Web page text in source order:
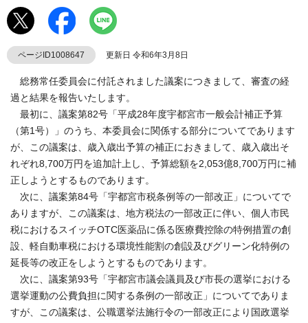
ページID1008647 更新日 令和6年3月8日
総務常任委員会に付託されました議案につきまして、審査の経
過と結果を報告いたします。
最初に、議案第82号「平成28年度宇都宮市一般会計補正予算
（第1号）」のうち、本委員会に関係する部分についてであります
が、この議案は、歳入歳出予算の補正におきまして、歳入歳出そ
れぞれ8,700万円を追加計上し、予算総額を2,053億8,700万円に補
正しようとするものであります。
次に、議案第84号「宇都宮市税条例等の一部改正」についてで
ありますが、この議案は、地方税法の一部改正に伴い、個人市民
税におけるスイッチOTC医薬品に係る医療費控除の特例措置の創
設、軽自動車税における環境性能割の創設及びグリーン化特例の
延長等の改正をしようとするものであります。
次に、議案第93号「宇都宮市議会議員及び市長の選挙における
選挙運動の公費負担に関する条例の一部改正」についてでありま
すが、この議案は、公職選挙法施行令の一部改正により国政選挙